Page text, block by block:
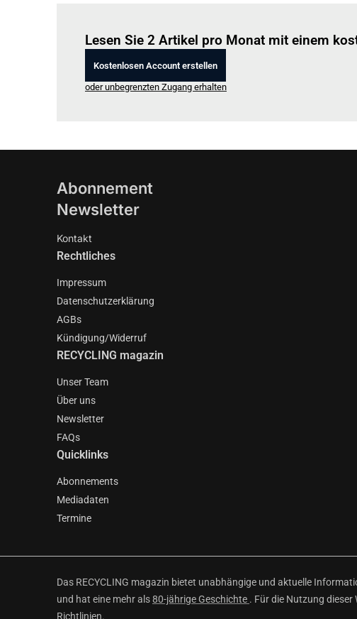
Lesen Sie 2 Artikel pro Monat mit einem
Kostenlosen Account erstellen
oder unbegrenzten Zugang erhalten
Abonnement
Newsletter
Kontakt
Rechtliches
Impressum
Datenschutzerklärung
AGBs
Kündigung/Widerruf
RECYCLING magazin
Unser Team
Über uns
Newsletter
FAQs
Quicklinks
Abonnements
Mediadaten
Termine
Das RECYCLING magazin bietet unabhängige und aktuelle
und hat eine mehr als80-jährige Geschichte . Für die Nutzung
Richtlinien.